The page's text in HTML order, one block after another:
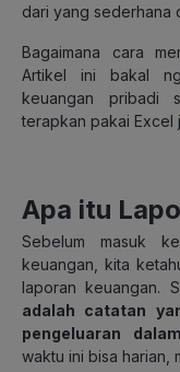
dari yang sederhana
Bagaimana cara
Artikel ini bakal
keuangan pribadi
terapkan pakai Excel
Apa itu
Sebelum masuk
keuangan, kita
laporan keuangan.
adalah catatan
pengeluaran
waktu ini bisa harian,